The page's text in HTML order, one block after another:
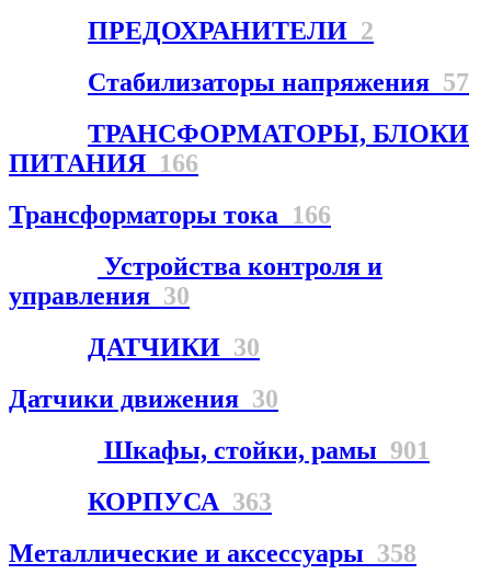
ПРЕДОХРАНИТЕЛИ 2
Стабилизаторы напряжения 57
ТРАНСФОРМАТОРЫ, БЛОКИ
ПИТАНИЯ 166
Трансформаторы тока 166
Устройства контроля и
управления 30
ДАТЧИКИ 30
Датчики движения 30
Шкафы, стойки, рамы 901
КОРПУСА 363
Металлические и аксессуары 358